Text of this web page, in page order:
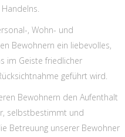
, Wohn- und
Bewohnern ein liebevolles,
im Geiste friedlicher
geführt wird.
Bewohnern den Aufenthalt
selbstbestimmt und
Betreuung unserer Bewohner